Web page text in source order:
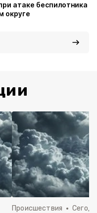
атаке беспилотника
округе
Происшествия